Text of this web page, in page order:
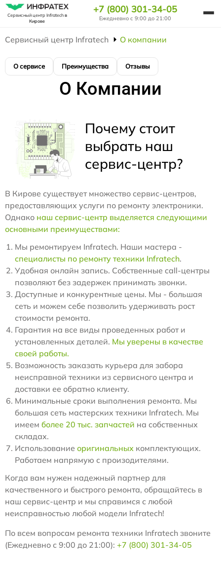
Сервисный центр Infratechв
Кирове
+7 (800) 301-34-05
Ежедневно с 9:00 до 21:00
Сервисный центр Infratech О компании
О сервисе Преимущества Отзывы
О Компании
Почему стоит
выбрать наш
сервис-центр?
В Кирове существует множество сервис-центров,
предоставляющих услуги по ремонту электроники.
Однако наш сервис-центр выделяется следующими
основными преимуществами:
Мы ремонтируем Infratech. Наши мастера -
специалисты по ремонту техники Infratech.
Удобная онлайн запись. Собственные call-центры
позволяют без задержек принимать звонки.
Доступные и конкурентные цены. Мы - большая
сеть и можем себе позволить удерживать рост
стоимости ремонта.
Гарантия на все виды проведенных работ и
установленных деталей. Мы уверены в качестве
своей работы.
Возможность заказать курьера для забора
неисправной техники из сервисного центра и
доставки ее обратно клиенту.
Минимальные сроки выполнения ремонта. Мы
большая сеть мастерских техники Infratech. Мы
имеем более 20 тыс. запчастей на собственных
складах.
Использование оригинальных комплектующих.
Работаем напрямую с произодителями.
Когда вам нужен надежный партнер для
качественного и быстрого ремонта, обращайтесь в
наш сервис-центр и мы справимся с любой
неисправностью любой модели Infratech!
По всем вопросам ремонта техники Infratech звоните
(Ежедневно с 9:00 до 21:00): +7 (800) 301-34-05